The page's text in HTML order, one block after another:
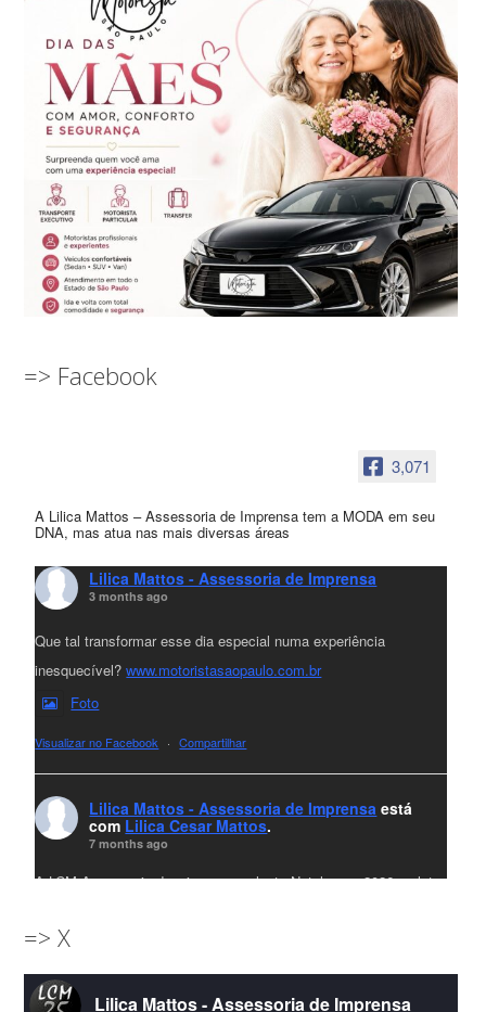
=> Facebook
3,071
A Lilica Mattos – Assessoria de Imprensa tem a MODA em seu
DNA, mas atua nas mais diversas áreas
Lilica Mattos - Assessoria de Imprensa
3 months ago
Que tal transformar esse dia especial numa experiência
inesquecível?www.motoristasaopaulo.com.br
Foto
Visualizar no Facebook · Compartilhar
Lilica Mattos - Assessoria de Imprensa está
com Lilica Cesar Mattos.
7 months ago
A LCM Assessoria deseja um excelente Natal e um 2026 repleto
amigos que sempre nos acompanham!🎄✨🥂❤️
#lcmassessoriassessoria#natal #merrychristmas #felizanonovo
=> X
Lilica Mattos - Assessoria de Imprensa